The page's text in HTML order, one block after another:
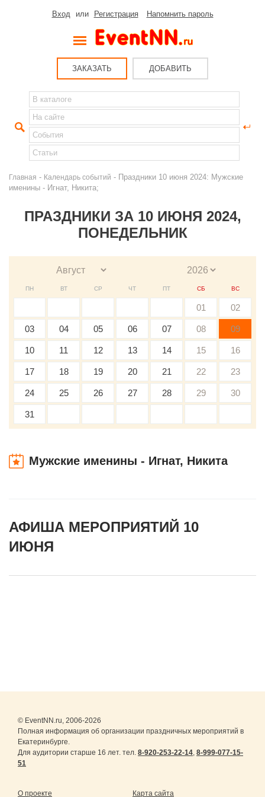
Вход или Регистрация Напомнить пароль
ЗАКАЗАТЬ ДОБАВИТЬ
Главная - Календарь событий - Праздники 10 июня 2024: Мужские
именины - Игнат, Никита;
ПРАЗДНИКИ ЗА 10 ИЮНЯ 2024,
ПОНЕДЕЛЬНИК
ПН ВТ СР ЧТ ПТ СБ ВС
01 02
03 04 05 06 07 08 09
10 11 12 13 14 15 16
17 18 19 20 21 22 23
24 25 26 27 28 29 30
31
Мужские именины - Игнат, Никита
АФИША МЕРОПРИЯТИЙ 10
ИЮНЯ
© EventNN.ru, 2006-2026
Полная информация об организации праздничных мероприятий в
Екатеринбурге.
Для аудитории старше 16 лет. тел. 8-920-253-22-14, 8-999-077-15-
51
О проекте Карта сайта